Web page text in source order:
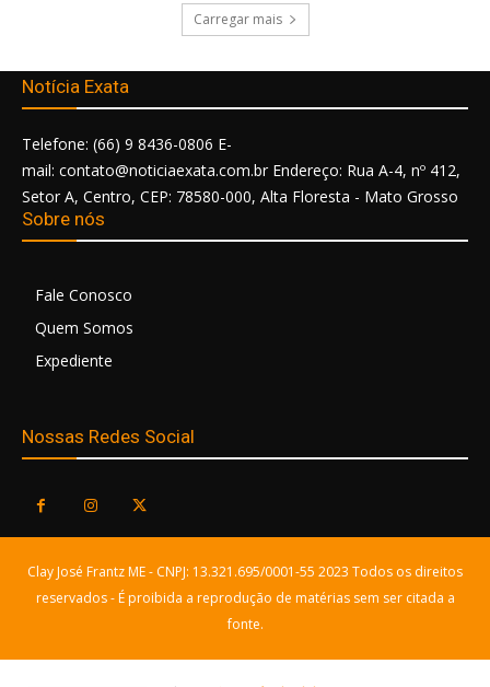
Carregar mais
Notícia Exata
Telefone: (66) 9 8436-0806 E-
mail: contato@noticiaexata.com.br Endereço: Rua A-4, nº 412,
Setor A, Centro, CEP: 78580-000, Alta Floresta - Mato Grosso
Sobre nós
Fale Conosco
Quem Somos
Expediente
Nossas Redes Social
Clay José Frantz ME - CNPJ: 13.321.695/0001-55 2023 Todos os direitos
reservados - É proibida a reprodução de matérias sem ser citada a
fonte.